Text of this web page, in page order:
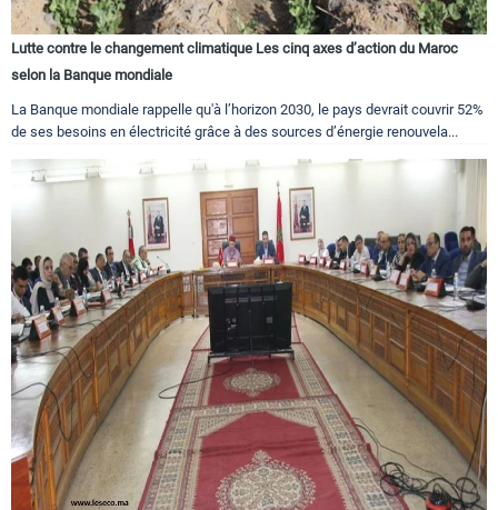
Lutte contre le changement climatique Les cinq axes d’action du Maroc
selon la Banque mondiale
La Banque mondiale rappelle qu'à l’horizon 2030, le pays devrait couvrir 52%
de ses besoins en électricité grâce à des sources d’énergie renouvela...